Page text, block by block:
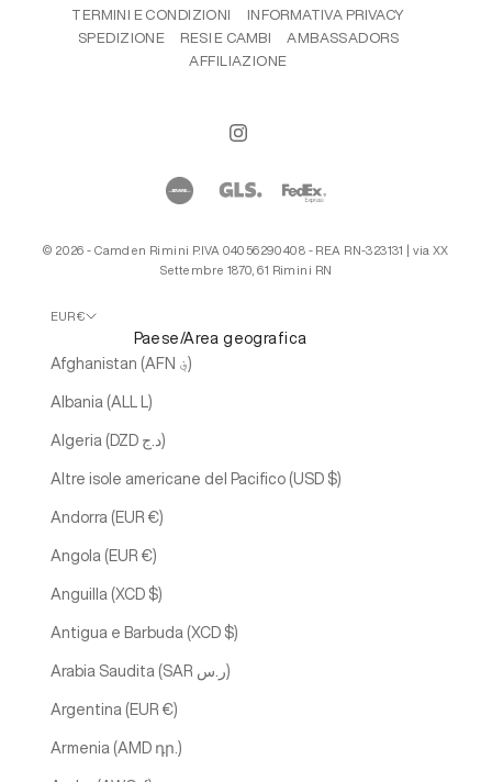
TERMINI E CONDIZIONI
INFORMATIVA PRIVACY
SPEDIZIONE
RESI E CAMBI
AMBASSADORS
AFFILIAZIONE
© 2026 - Camden Rimini P.IVA 04056290408 - REA RN-323131 | via XX
Settembre 1870, 61 Rimini RN
EUR €
Paese/Area geografica
Afghanistan (AFN ؋)
Albania (ALL L)
Algeria (DZD د.ج)
Altre isole americane del Pacifico (USD $)
Andorra (EUR €)
Angola (EUR €)
Anguilla (XCD $)
Antigua e Barbuda (XCD $)
Arabia Saudita (SAR ر.س)
Argentina (EUR €)
Armenia (AMD դր.)